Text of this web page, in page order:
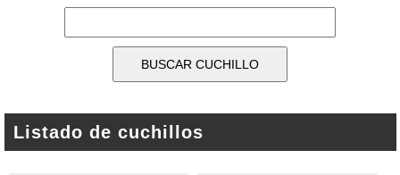
Listado de cuchillos